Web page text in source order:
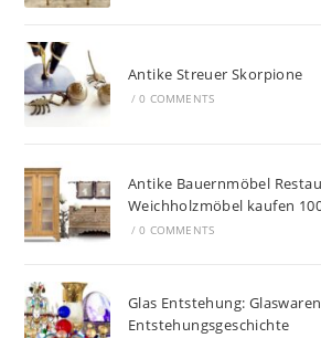
Antike Streuer Skorpione
/ 0 COMMENTS
Antike Bauernmöbel
Weichholzmöbel kaufen
/ 0 COMMENTS
Glas Entstehung:
Entstehungsgeschichte